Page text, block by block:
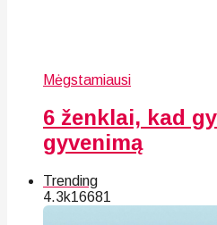
Mėgstamiausi
6 ženklai, kad
gyvenimą
Trending
4.3k16681